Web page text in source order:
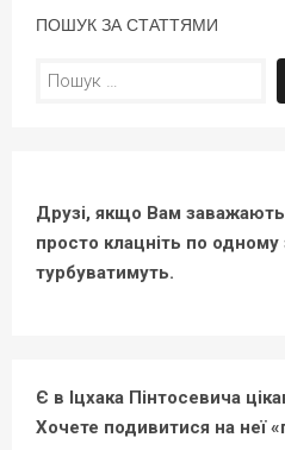
ПОШУК ЗА СТАТТЯМИ
Пошук:
Друзі, якщо Вам заважають
просто клацніть по одному
турбуватимуть.
Є в Іцхака Пінтосевича
Хочете подивитися на неї